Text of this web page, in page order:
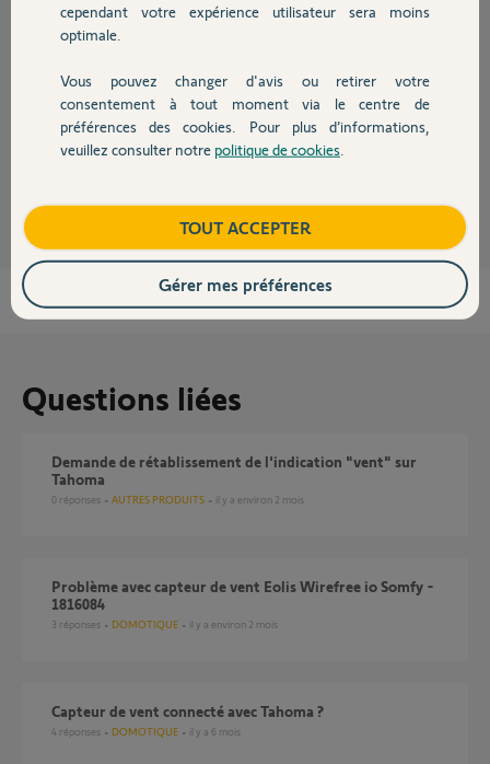
Devis avec un pro
Contact
Bonjour
fermeture se produit a cause du vent détecter, un petit symbole s
affichera au coin du récepteur rts sur TaHoma pour indiquer qu’il a agit.
Belle journée
Questions liées
Demande de rétablissement de l'indication "vent" sur
Tahoma
0 réponses AUTRES PRODUITS il y a environ 2 mois
Problème avec capteur de vent Eolis Wirefree io Somfy -
1816084
3 réponses DOMOTIQUE il y a environ 2 mois
Capteur de vent connecté avec Tahoma ?
4 réponses DOMOTIQUE il y a 6 mois
cependant votre expérience utilisateur sera moins
optimale.
Vous pouvez changer d'avis ou retirer votre
consentement à tout moment via le centre de
préférences des cookies. Pour plus d’informations,
veuillez consulter notre politique de cookies
TOUT ACCEPTER
Gérer mes préférences